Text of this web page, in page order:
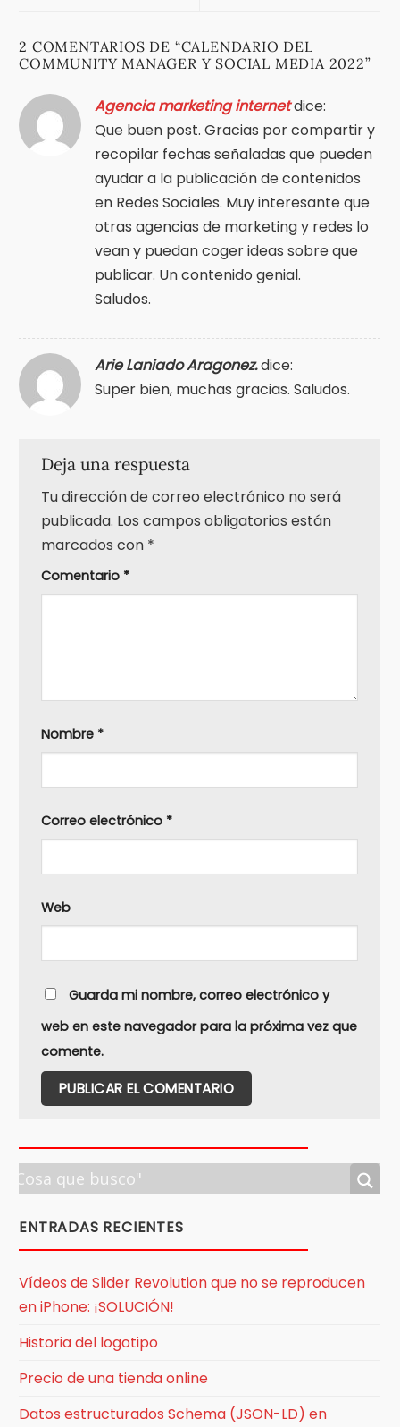
2 COMENTARIOS DE “CALENDARIO DEL
COMMUNITY MANAGER Y SOCIAL MEDIA 2022”
Agencia marketing internetdice:
Que buen post. Gracias por compartir y
recopilar fechas señaladas que pueden
ayudar a la publicación de contenidos
en Redes Sociales. Muy interesante que
otras agencias de marketing y redes lo
vean y puedan coger ideas sobre que
publicar. Un contenido genial.
Saludos.
Arie Laniado Aragonez.dice:
Super bien, muchas gracias. Saludos.
Deja una respuesta
Tu dirección de correo electrónico no será
publicada. Los campos obligatorios están
marcados con *
Comentario *
Nombre *
Correo electrónico *
Web
Guarda mi nombre, correo electrónico y
web en este navegador para la próxima vez que
comente.
ENTRADAS RECIENTES
Vídeos de Slider Revolution que no se reproducen
en iPhone: ¡SOLUCIÓN!
Historia del logotipo
Precio de una tienda online
Datos estructurados Schema (JSON-LD) en